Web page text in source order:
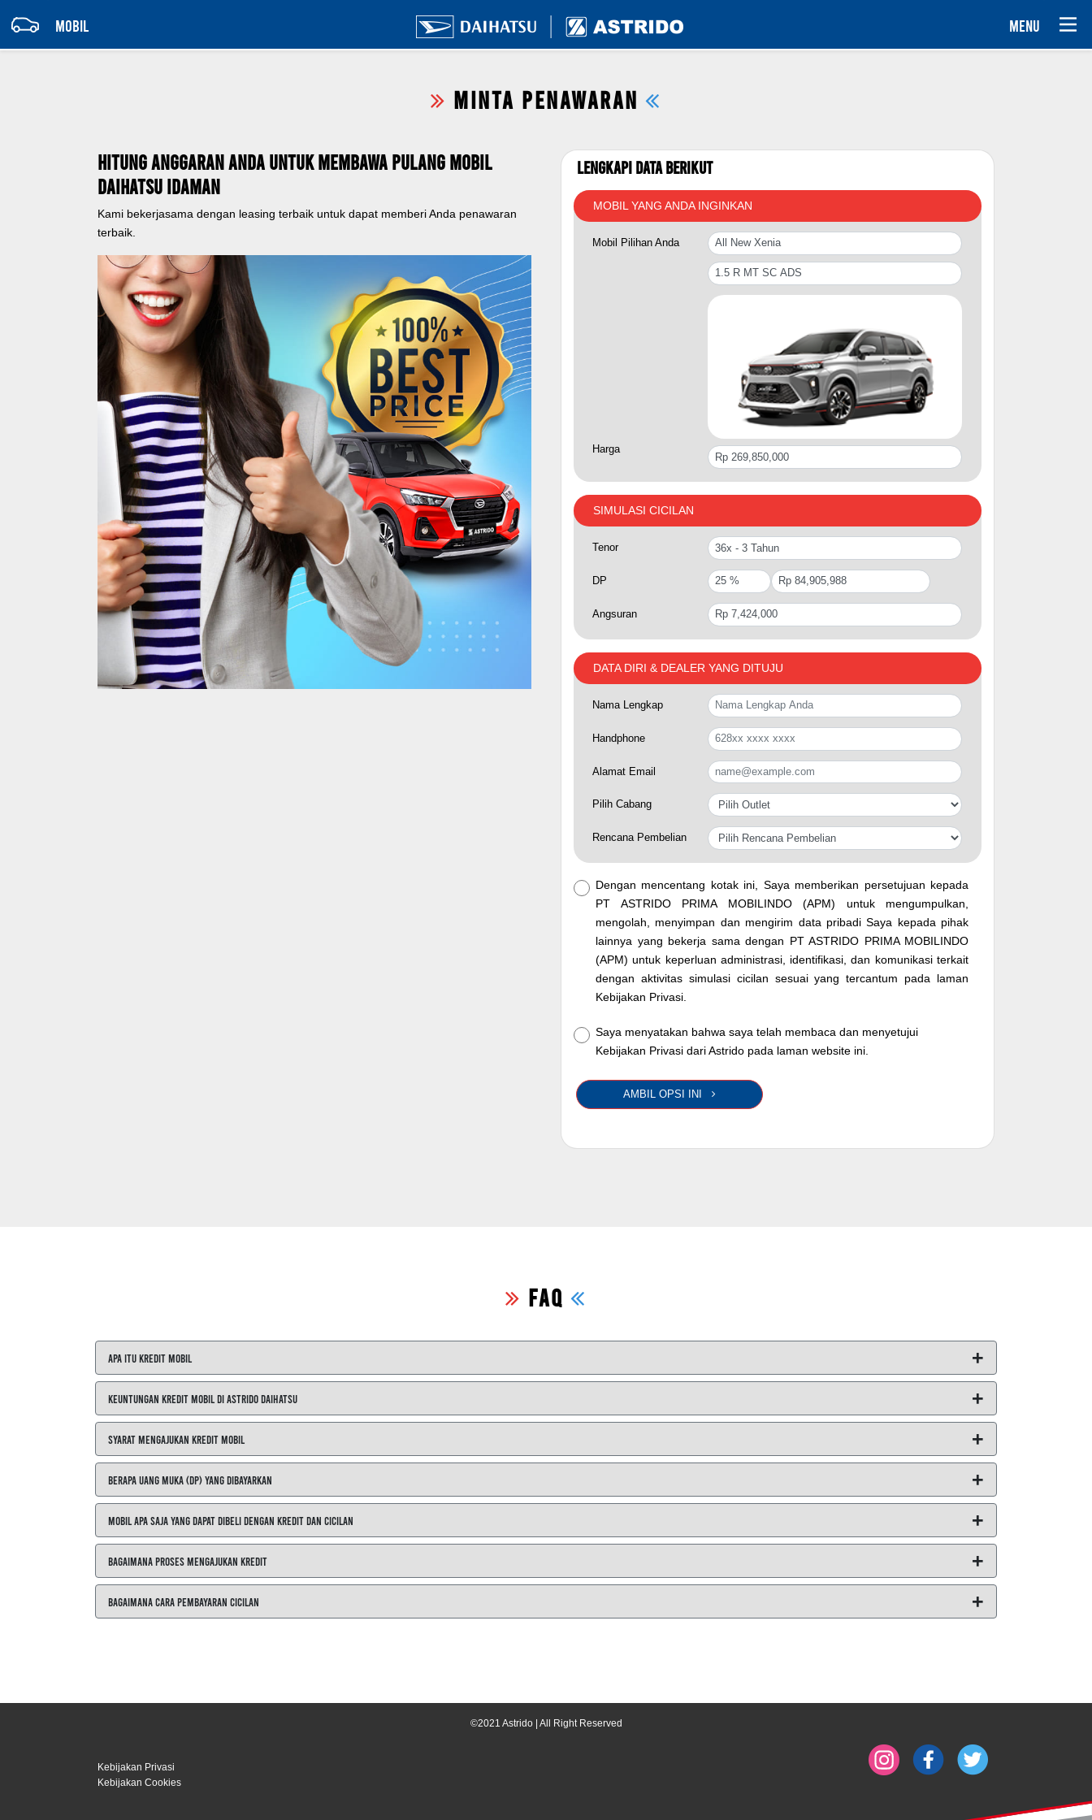
MOBIL MENU
MINTA PENAWARAN
Hitung Anggaran Anda Untuk Membawa Pulang Mobil
Daihatsu Idaman
Kami bekerjasama dengan leasing terbaik untuk dapat memberi Anda penawaran
terbaik.
Lengkapi Data Berikut
MOBIL YANG ANDA INGINKAN
Mobil Pilihan Anda
Harga
SIMULASI CICILAN
Tenor
DP
Angsuran
DATA DIRI & DEALER YANG DITUJU
Nama Lengkap
Handphone
Alamat Email
Pilih Cabang
Rencana Pembelian
Dengan mencentang kotak ini, Saya memberikan persetujuan kepada
PT ASTRIDO PRIMA MOBILINDO (APM) untuk mengumpulkan,
mengolah, menyimpan dan mengirim data pribadi Saya kepada pihak
lainnya yang bekerja sama dengan PT ASTRIDO PRIMA MOBILINDO
(APM) untuk keperluan administrasi, identifikasi, dan komunikasi terkait
dengan aktivitas simulasi cicilan sesuai yang tercantum pada laman
Kebijakan Privasi.
Saya menyatakan bahwa saya telah membaca dan menyetujui
Kebijakan Privasi dari Astrido pada laman website ini.
AMBIL OPSI INI
FAQ
Apa itu Kredit Mobil +
Keuntungan Kredit Mobil di ASTRIDO Daihatsu +
Syarat Mengajukan Kredit Mobil +
Berapa Uang Muka (DP) yang Dibayarkan +
Mobil Apa Saja yang Dapat Dibeli dengan Kredit dan Cicilan +
Bagaimana Proses Mengajukan Kredit +
Bagaimana Cara Pembayaran Cicilan +
©2021 Astrido | All Right Reserved
Kebijakan Privasi
Kebijakan Cookies